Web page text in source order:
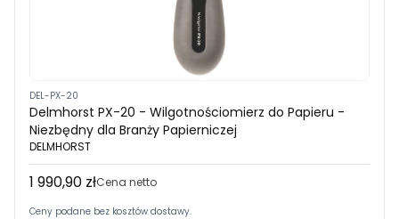
DEL-PX-20
Delmhorst PX-20 - Wilgotnościomierz do Papieru -
Niezbędny dla Branży Papierniczej
DELMHORST
Cena
1 990,90 złCena netto
Ceny podane bez kosztów dostawy.